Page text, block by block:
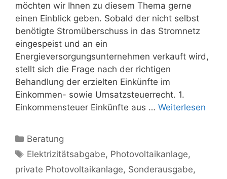
möchten wir Ihnen zu diesem Thema gerne
einen Einblick geben. Sobald der nicht selbst
benötigte Stromüberschuss in das Stromnetz
eingespeist und an ein
Energieversorgungsunternehmen verkauft wird,
stellt sich die Frage nach der richtigen
Behandlung der erzielten Einkünfte im
Einkommen- sowie Umsatzsteuerrecht. 1.
Einkommensteuer Einkünfte aus … Weiterlesen
Kategorien
Beratung
Schlagwörter
Elektrizitätsabgabe, Photovoltaikanlage,
private Photovoltaikanlage, Sonderausgabe,